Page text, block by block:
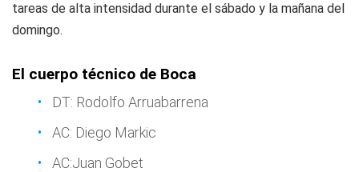
tareas de alta intensidad durante el sábado y la mañana del
domingo.
El cuerpo técnico de Boca
DT: Rodolfo Arruabarrena
AC: Diego Markic
AC:Juan Gobet